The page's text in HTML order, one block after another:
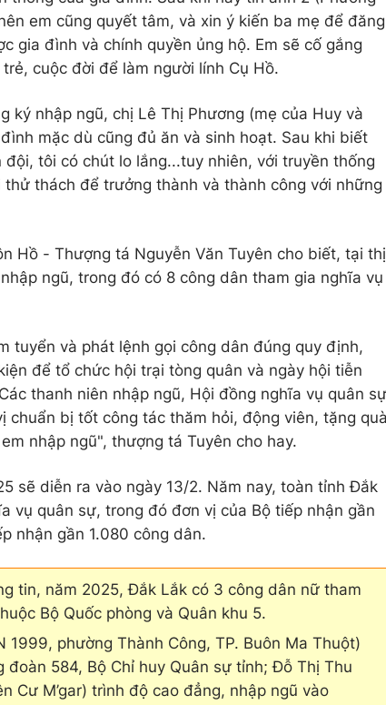
em cũng quyết tâm, và xin ý kiến ba mẹ để đăng
gia đình và chính quyền ủng hộ. Em sẽ cố gắng
cuộc đời để làm người lính Cụ Hồ.
ký nhập ngũ, chị Lê Thị Phương (mẹ của Huy và
mặc dù cũng đủ ăn và sinh hoạt. Sau khi biết
tôi có chút lo lắng...tuy nhiên, với truyền thống
thách để trưởng thành và thành công với những
Hồ - Thượng tá Nguyễn Văn Tuyên cho biết, tại thị
ngũ, trong đó có 8 công dân tham gia nghĩa vụ
tuyển và phát lệnh gọi công dân đúng quy định,
để tổ chức hội trại tòng quân và ngày hội tiễn
thanh niên nhập ngũ, Hội đồng nghĩa vụ quân sự
chuẩn bị tốt công tác thăm hỏi, động viên, tặng
nhập ngũ", thượng tá Tuyên cho hay.
sẽ diễn ra vào ngày 13/2. Năm nay, toàn tỉnh Đắk
vụ quân sự, trong đó đơn vị của Bộ tiếp nhận gần
nhận gần 1.080 công dân.
tin, năm 2025, Đắk Lắk có 3 công dân nữ tham
Bộ Quốc phòng và Quân khu 5.
1999, phường Thành Công, TP. Buôn Ma Thuột)
584, Bộ Chỉ huy Quân sự tỉnh; Đỗ Thị Thu
Cư M’gar) trình độ cao đẳng, nhập ngũ vào